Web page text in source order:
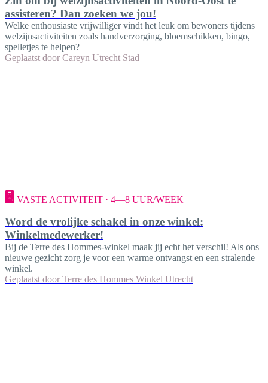
assisteren? Dan zoeken we jou!
Welke enthousiaste vrijwilliger vindt het leuk om bewoners tijdens
welzijnsactiviteiten zoals handverzorging, bloemschikken, bingo,
spelletjes te helpen?
Geplaatst door Careyn Utrecht Stad
VASTE ACTIVITEIT · 4—8 UUR/WEEK
Word de vrolijke schakel in onze winkel:
Winkelmedewerker!
Bij de Terre des Hommes-winkel maak jij echt het verschil! Als ons
nieuwe gezicht zorg je voor een warme ontvangst en een stralende
winkel.
Geplaatst door Terre des Hommes Winkel Utrecht